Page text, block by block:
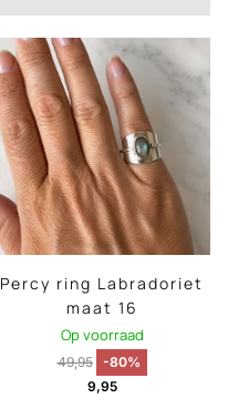
Percy ring Labradoriet
maat 16
Op voorraad
49,95
-80%
9,95